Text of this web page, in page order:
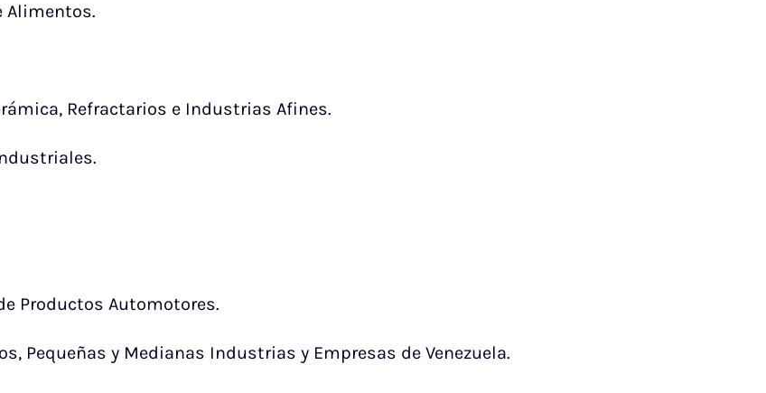
Alimentos.
Refractarios e Industrias Afines.
Productos Automotores.
Pequeñas y Medianas Industrias y Empresas de Venezuela.